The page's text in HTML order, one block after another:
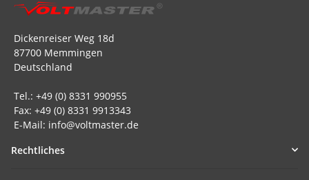
Dickenreiser Weg 18d
87700 Memmingen
Deutschland
Tel.: +49 (0) 8331 990955
Fax: +49 (0) 8331 9913343
E-Mail: info@voltmaster.de
Rechtliches